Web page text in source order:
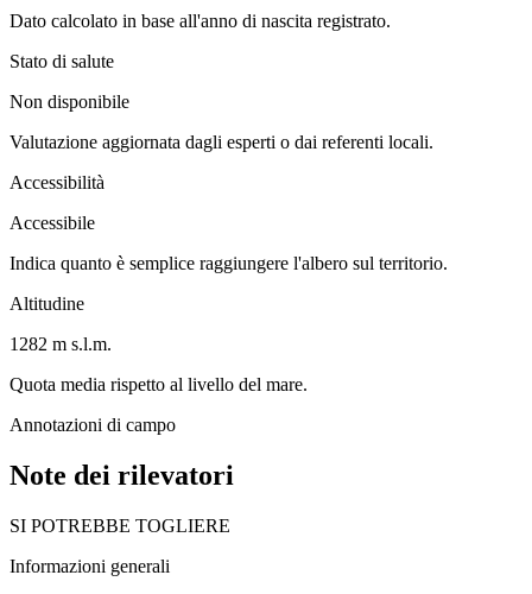
Dato calcolato in base all'anno di nascita registrato.
Stato di salute
Non disponibile
Valutazione aggiornata dagli esperti o dai referenti locali.
Accessibilità
Accessibile
Indica quanto è semplice raggiungere l'albero sul territorio.
Altitudine
1282 m s.l.m.
Quota media rispetto al livello del mare.
Annotazioni di campo
Note dei rilevatori
SI POTREBBE TOGLIERE
Informazioni generali